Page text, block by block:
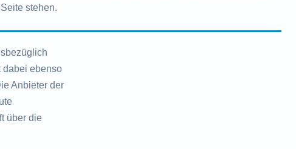
stehen.
dabei ebenso
Anbieter der
über die